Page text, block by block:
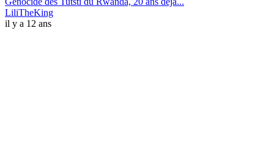
LiliTheKing
il y a 12 ans